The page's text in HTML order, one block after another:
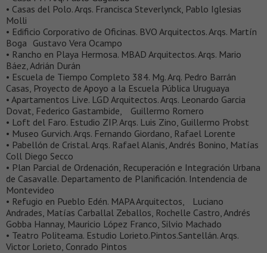
• Casas del Polo. Arqs. Francisca Steverlynck, Pablo Iglesias
Molli
• Edificio Corporativo de Oficinas. BVO Arquitectos. Arqs. Martín
Boga Gustavo Vera Ocampo
• Rancho en Playa Hermosa. MBAD Arquitectos. Arqs. Mario
Báez, Adrián Durán
• Escuela de Tiempo Completo 384. Mg. Arq. Pedro Barrán
Casas, Proyecto de Apoyo a la Escuela Pública Uruguaya
• Apartamentos Live. LGD Arquitectos. Arqs. Leonardo Garcia
Dovat, Federico Gastambide, Guillermo Romero
• Loft del Faro. Estudio ZIP. Arqs. Luis Zino, Guillermo Probst
• Museo Gurvich. Arqs. Fernando Giordano, Rafael Lorente
• Pabellón de Cristal. Arqs. Rafael Alanis, Andrés Bonino, Matías
Coll Diego Secco
• Plan Parcial de Ordenación, Recuperación e Integración Urbana
de Casavalle. Departamento de Planificación. Intendencia de
Montevideo
• Refugio en Pueblo Edén. MAPA Arquitectos, Luciano
Andrades, Matías Carballal Zeballos, Rochelle Castro, Andrés
Gobba Hannay, Mauricio López Franco, Silvio Machado
• Teatro Politeama. Estudio Lorieto.Pintos.Santellán. Arqs.
Victor Lorieto, Conrado Pintos